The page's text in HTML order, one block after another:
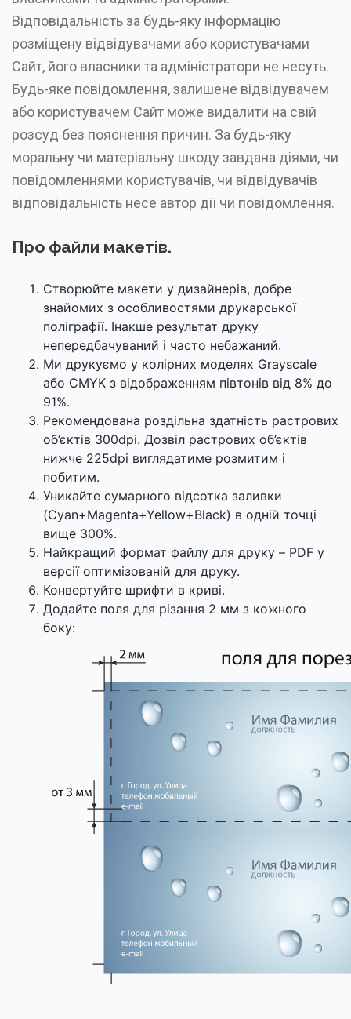
Відповідальність за будь-яку інформацію
розміщену відвідувачами або користувачами
Сайт, його власники та адміністратори не несуть.
Будь-яке повідомлення, залишене відвідувачем
або користувачем Сайт може видалити на свій
розсуд без пояснення причин. За будь-яку
моральну чи матеріальну шкоду завдана діями, чи
повідомленнями користувачів, чи відвідувачів
відповідальність несе автор дії чи повідомлення.
Про файли макетів.
Створюйте макети у дизайнерів, добре
знайомих з особливостями друкарської
поліграфії. Інакше результат друку
непередбачуваний і часто небажаний.
Ми друкуємо у колірних моделях Grayscale
або CMYK з відображенням півтонів від 8% до
91%.
Рекомендована роздільна здатність растрових
об’єктів 300dpi. Дозвіл растрових об’єктів
нижче 225dpi виглядатиме розмитим і
побитим.
Уникайте сумарного відсотка заливки
(Cyan+Magenta+Yellow+Black) в одній точці
вище 300%.
Найкращий формат файлу для друку – PDF у
версії оптимізованій для друку.
Конвертуйте шрифти в криві.
Додайте поля для різання 2 мм з кожного
боку: